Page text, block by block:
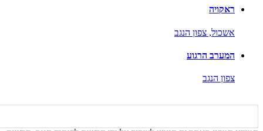
ראקויה
אשכול, צפון הנגב
המערב הרגוע
צפון הנגב